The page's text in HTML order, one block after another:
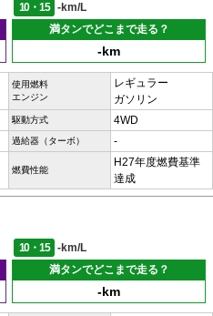
10・15
-km/L
満タンでどこまで走る？
-km
使用燃料
エンジン
レギュラー
ガソリン
駆動方式 4WD
過給器（ターボ） -
燃費性能
H27年度燃費基準
達成
10・15
-km/L
満タンでどこまで走る？
-km